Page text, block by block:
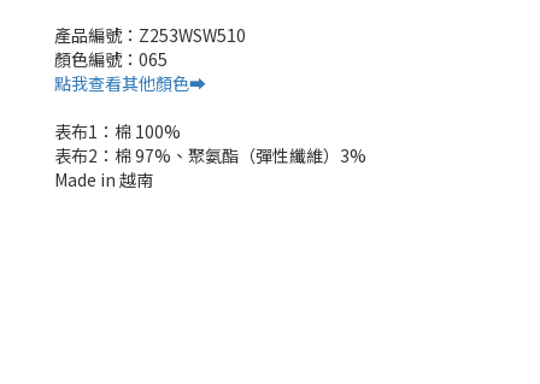
產品編號：Z253WSW510
顏色編號：065
點我查看其他顏色➡️
表布1：棉 100%
表布2：棉 97%、聚氨酯（彈性纖維）3%
Made in 越南